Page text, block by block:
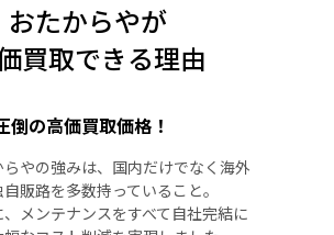
おたからやが
買取できる理由
倒の高価買取価格！
らやの強みは、国内だけでなく海外
販路を多数持っていること。
、メンテナンスをすべて自社完結に